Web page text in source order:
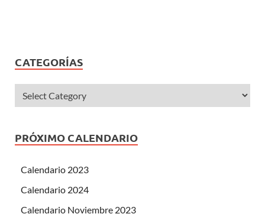
CATEGORÍAS
PRÓXIMO CALENDARIO
Calendario 2023
Calendario 2024
Calendario Noviembre 2023